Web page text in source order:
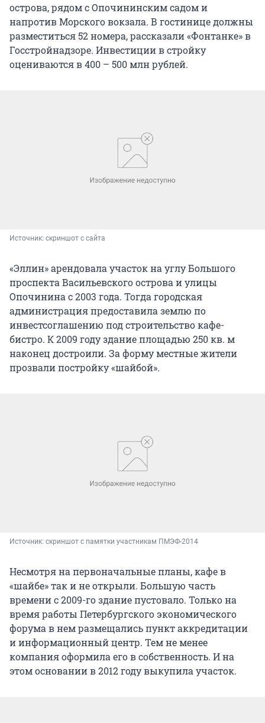
острова, рядом с Опочининским садом и
напротив Морского вокзала. В гостинице должны
разместиться 52 номера, рассказали «Фонтанке» в
Госстройнадзоре. Инвестиции в стройку
оцениваются в 400 – 500 млн рублей.
Источник: скриншот с сайта
«Эллин» арендовала участок на углу Большого
проспекта Васильевского острова и улицы
Опочинина с 2003 года. Тогда городская
администрация предоставила землю по
инвестсоглашению под строительство кафе-
бистро. К 2009 году здание площадью 250 кв. м
наконец достроили. За форму местные жители
прозвали постройку «шайбой».
Источник: скриншот с памятки участникам ПМЭФ-2014
Несмотря на первоначальные планы, кафе в
«шайбе» так и не открыли. Большую часть
времени с 2009-го здание пустовало. Только на
время работы Петербургского экономического
форума в нем размещались пункт аккредитации
и информационный центр. Тем не менее
компания оформила его в собственность. И на
этом основании в 2012 году выкупила участок.